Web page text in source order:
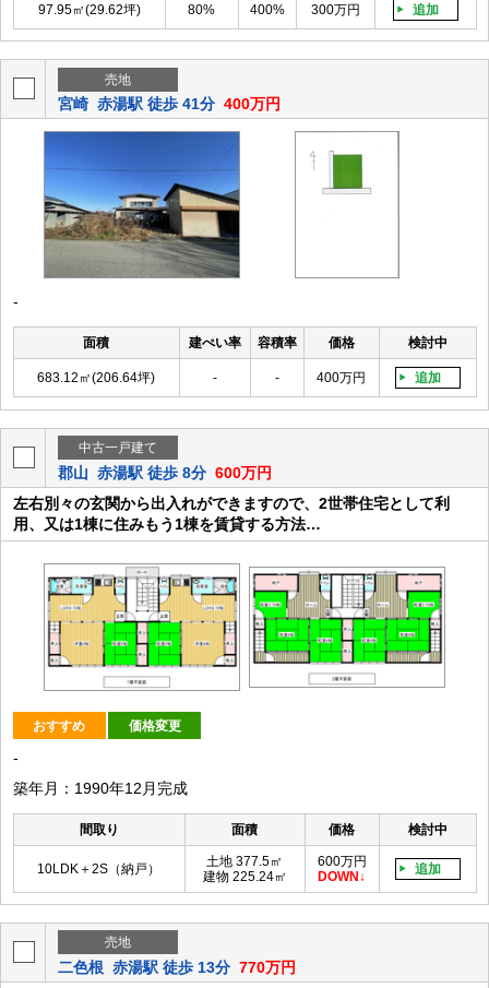
97.95㎡(29.62坪) 80% 400% 300万円 追加
売地
宮崎 赤湯駅 徒歩 41分 400万円
-
面積 建ぺい率 容積率 価格 検討中
683.12㎡(206.64坪) - - 400万円 追加
中古一戸建て
郡山 赤湯駅 徒歩 8分 600万円
左右別々の玄関から出入れができますので、2世帯住宅として利
用、又は1棟に住みもう1棟を賃貸する方法…
おすすめ 価格変更
-
築年月：1990年12月完成
間取り 面積 価格 検討中
10LDK＋2S（納戸）
土地 377.5㎡
建物 225.24㎡
600万円
DOWN
追加
売地
二色根 赤湯駅 徒歩 13分 770万円